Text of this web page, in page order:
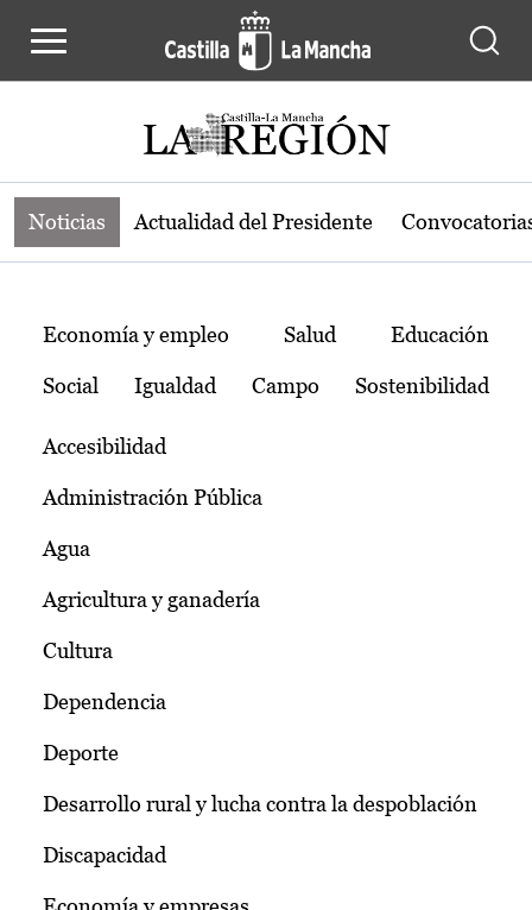
Noticias de la región de Castilla-La
Noticias Actualidad del Presidente
Temas
Economía y empleo Salud Educación
Social Igualdad Campo Sostenibilidad
Accesibilidad
Administración Pública
Agua
Agricultura y ganadería
Cultura
Dependencia
Deporte
Desarrollo rural y lucha contra la despoblación
Discapacidad